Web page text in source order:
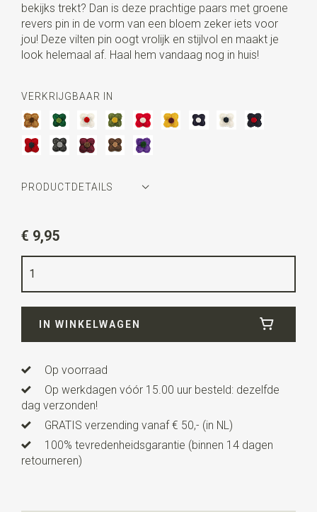
bekijks trekt? Dan is deze prachtige paars met groene
revers pin in de vorm van een bloem zeker iets voor
jou! Deze vilten pin oogt vrolijk en stijlvol en maakt je
look helemaal af. Haal hem vandaag nog in huis!
VERKRIJGBAAR IN
PRODUCTDETAILS
Kleur
Lengte
€ 9,95
IN WINKELWAGEN
Op voorraad
Op werkdagen vóór 15.00 uur besteld: dezelfde
dag verzonden!
GRATIS verzending vanaf € 50,- (in NL)
100% tevredenheidsgarantie (binnen 14 dagen
retourneren)